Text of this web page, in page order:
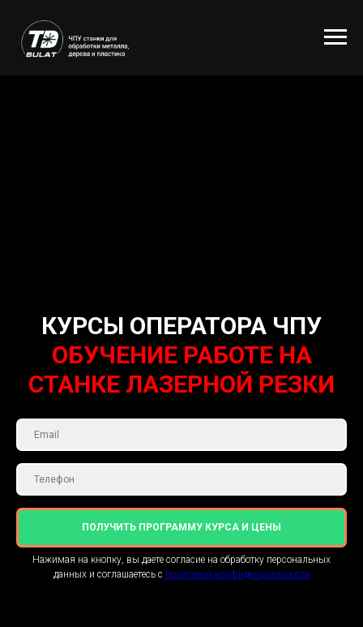
КУРСЫ ОПЕРАТОРА ЧПУ
ОБУЧЕНИЕ РАБОТЕ НА
СТАНКЕ ЛАЗЕРНОЙ РЕЗКИ
ПОЛУЧИТЬ ПРОГРАММУ КУРСА И ЦЕНЫ
Нажимая на кнопку, вы даете согласие на обработку персональных
данных и соглашаетесь c политикой конфиденциальности